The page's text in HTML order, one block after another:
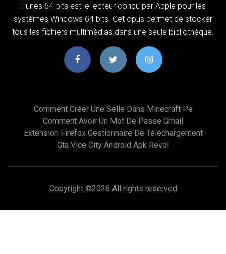
iTunes 64 bits est le lecteur conçu par Apple pour les
systèmes Windows 64 bits. Cet opus permet de stocker
tous les fichiers multimédias dans une seule bibliothèque.
Comment Créer Une Selle Dans Minecraft Pe
Comment Avoir Un Mot De Passe Gmail
Extension Firefox Gestionnaire De Téléchargement
Gta Vice City Android Apk Revdl
Copyright ©2026 All rights reserved